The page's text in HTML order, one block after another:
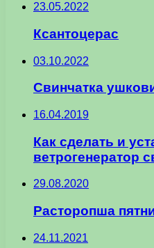
23.05.2022
Ксантоцерас
03.10.2022
Свинчатка
16.04.2019
Как сделать и
ветрогенератор
29.08.2020
Расторопша
24.11.2021